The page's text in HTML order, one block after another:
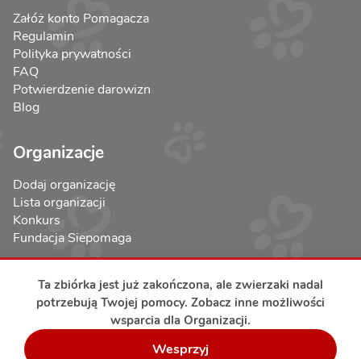
Ta zbiórka jest już zakończona, ale zwierzaki nadal
potrzebują Twojej pomocy. Zobacz inne możliwości
wsparcia dla Organizacji.
Wesprzyj
Załóż konto Pomagacza
Regulamin
Polityka prywatności
FAQ
Potwierdzenie darowizn
Blog
Organizacje
Dodaj organizację
Lista organizacji
Konkurs
Fundacja Siepomaga
Bezpieczeństwo transakcji